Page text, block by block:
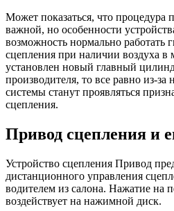
Может показаться, что процедура
важной, но особенности
возможность нормально работать
сцепления при наличии воздуха в
установлен новый главный
производителя, то все равно из-за
системы станут проявляться
сцепления.
Привод сцепления и
Устройство сцепления Привод
дистанционного управления
водителем из салона. Нажатие на
воздействует на нажимной диск.